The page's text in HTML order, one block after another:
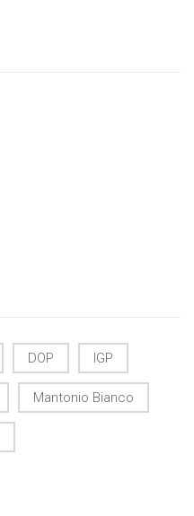
DOP IGP
Mantonio Bianco